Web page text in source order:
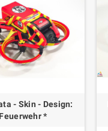
- Skin - Design:
Feuerwehr *